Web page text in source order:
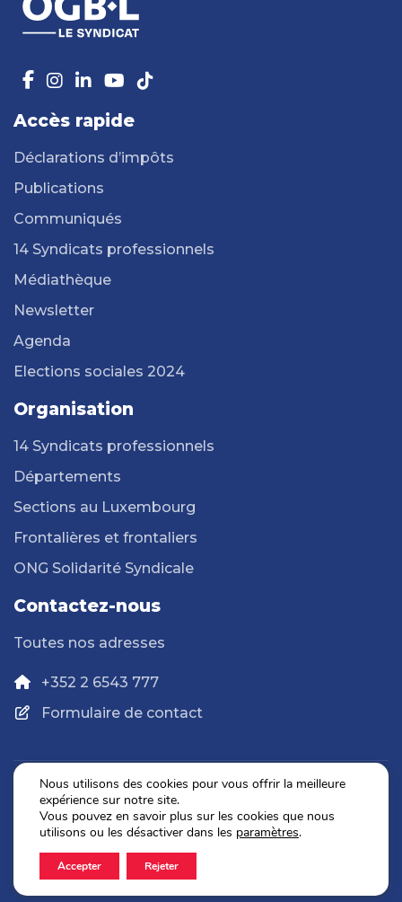
Accès rapide
Déclarations d’impôts
Publications
Communiqués
14 Syndicats professionnels
Médiathèque
Newsletter
Agenda
Elections sociales 2024
Organisation
14 Syndicats professionnels
Départements
Sections au Luxembourg
Frontalières et frontaliers
ONG Solidarité Syndicale
Contactez-nous
Toutes nos adresses
+352 2 6543 777
Formulaire de contact
Politique de confidentialité
Mentions légales
2026 © OGBL. Tous droits réservés.
Nous utilisons des cookies pour vous offrir la meilleure
expérience sur notre site.
Vous pouvez en savoir plus sur les cookies que nous
utilisons ou les désactiver dans les paramètres.
Accepter Rejeter